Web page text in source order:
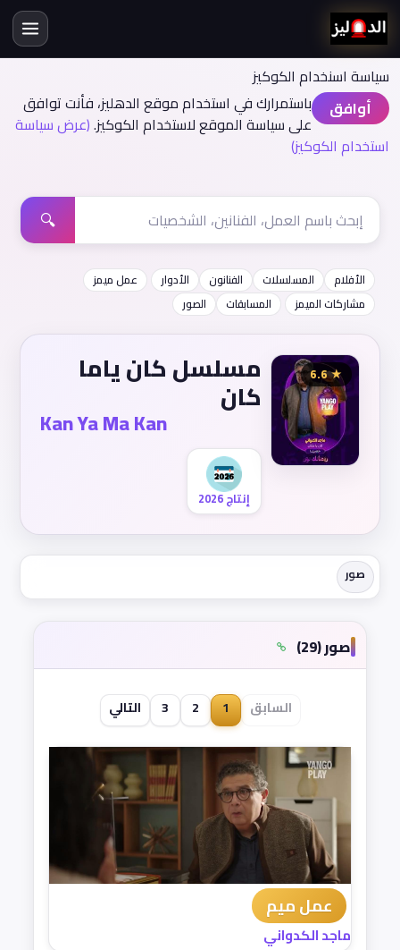
سياسة اسنخدام الكوكيز
أوافق
باستمرارك في استخدام موقع الدهليز، فأنت توافق
على سياسة الموقع لاستخدام الكوكيز.(عرض سياسة
استخدام الكوكيز)
🔍
الأفلام المسلسلات الفنانون الأدوار
عمل ميمز
مشاركات الميمز
المسابقات الصور
★ 6.6 مسلسل كان ياما
كان
Kan Ya Ma Kan
إنتاج 2026
صور
صور (29)
السابق 1
2
3 التالي
عمل ميم
ماجد الكدواني